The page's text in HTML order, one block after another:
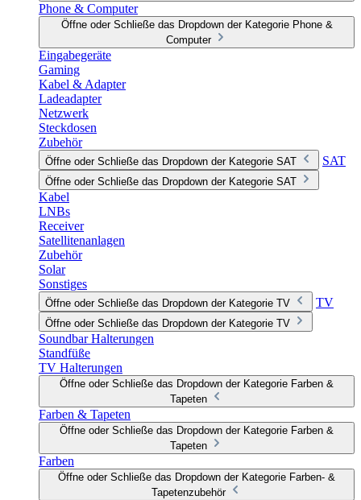
Phone & Computer
Öffne oder Schließe das Dropdown der Kategorie Phone &
Computer
Eingabegeräte
Gaming
Kabel & Adapter
Ladeadapter
Netzwerk
Steckdosen
Zubehör
Öffne oder Schließe das Dropdown der Kategorie SAT SAT
Öffne oder Schließe das Dropdown der Kategorie SAT
Kabel
LNBs
Receiver
Satellitenanlagen
Zubehör
Solar
Sonstiges
Öffne oder Schließe das Dropdown der Kategorie TV TV
Öffne oder Schließe das Dropdown der Kategorie TV
Soundbar Halterungen
Standfüße
TV Halterungen
Öffne oder Schließe das Dropdown der Kategorie Farben &
Tapeten
Farben & Tapeten
Öffne oder Schließe das Dropdown der Kategorie Farben &
Tapeten
Farben
Öffne oder Schließe das Dropdown der Kategorie Farben- &
Tapetenzubehör